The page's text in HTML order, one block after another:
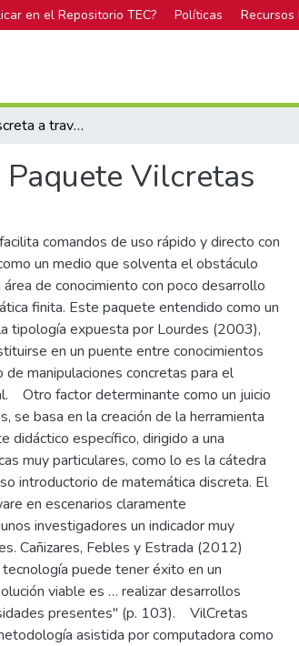
en el Repositorio TEC? Políticas Recursos
Matemática discreta a través del uso del Paquete Vilcretas
Vilcretas
comandos de uso rápido y directo con
un medio que solventa el obstáculo
de conocimiento con poco desarrollo
finita. Este paquete entendido como un
tipología expuesta por Lourdes (2003),
en un puente entre conocimientos
manipulaciones concretas para el
Otro factor determinante como un juicio
se basa en la creación de la herramienta
didáctico específico, dirigido a una
muy particulares, como lo es la cátedra
introductorio de matemática discreta. El
en escenarios claramente
investigadores un indicador muy
Cañizares, Febles y Estrada (2012)
puede tener éxito en un
viable es … realizar desarrollos
presentes" (p. 103). VilCretas
asistida por computadora como